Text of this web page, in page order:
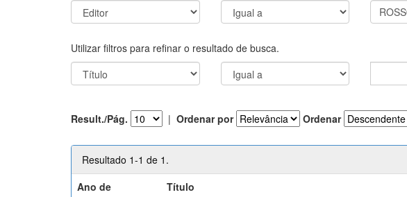
Utilizar filtros para refinar o resultado de busca.
Result./Pág. | Ordenar por Ordenar
Resultado 1-1 de 1.
Ano de
Título